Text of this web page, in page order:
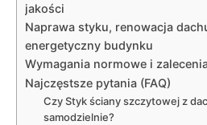
jakości
Naprawa styku, renowacja
energetyczny budynku
Wymagania normowe i
Najczęstsze pytania (FAQ)
Czy Styk ściany szczytowej z
samodzielnie?